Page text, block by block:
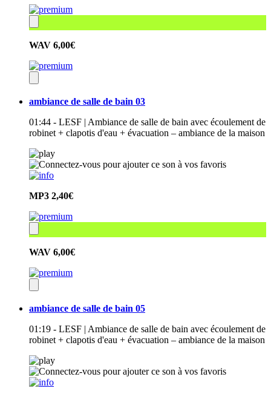
WAV 6,00€
ambiance de salle de bain 03
01:44 - LESF | Ambiance de salle de bain avec écoulement de
robinet + clapotis d'eau + évacuation – ambiance de la maison
MP3 2,40€
WAV 6,00€
ambiance de salle de bain 05
01:19 - LESF | Ambiance de salle de bain avec écoulement de
robinet + clapotis d'eau + évacuation – ambiance de la maison